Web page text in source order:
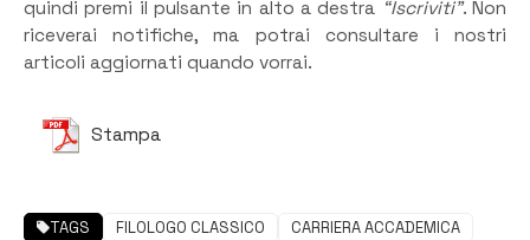
quindi premi il pulsante in alto a destra “Iscriviti”. Non
riceverai notifiche, ma potrai consultare i nostri
articoli aggiornati quando vorrai.
Stampa
TAGS FILOLOGO CLASSICO
CARRIERA ACCADEMICA